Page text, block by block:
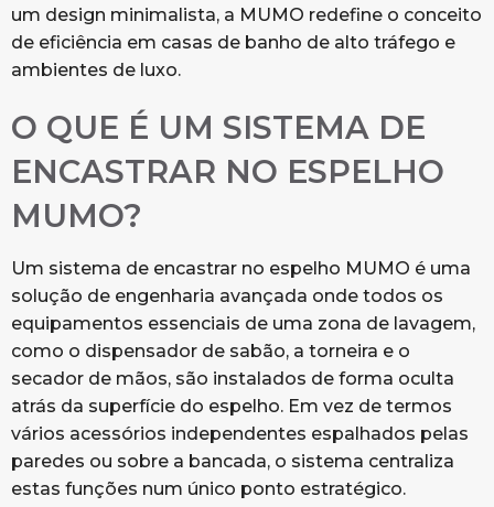
um design minimalista, a MUMO redefine o conceito
de eficiência em casas de banho de alto tráfego e
ambientes de luxo.
O QUE É UM SISTEMA DE
ENCASTRAR NO ESPELHO
MUMO?
Um sistema de encastrar no espelho MUMO é uma
solução de engenharia avançada onde todos os
equipamentos essenciais de uma zona de lavagem,
como o dispensador de sabão, a torneira e o
secador de mãos, são instalados de forma oculta
atrás da superfície do espelho. Em vez de termos
vários acessórios independentes espalhados pelas
paredes ou sobre a bancada, o sistema centraliza
estas funções num único ponto estratégico.